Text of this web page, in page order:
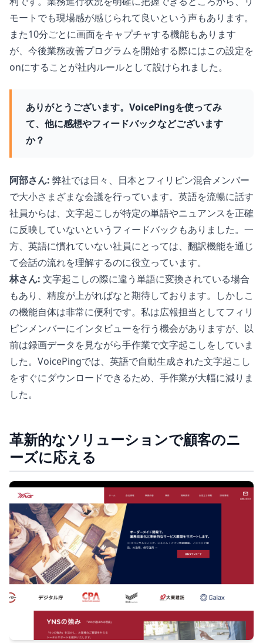
モートでも現場感が感じられて良いという声もあります。
また10分ごとに画面をキャプチャする機能もあります
が、今後業務改善プログラムを開始する際にはこの設定を
onにすることが社内ルールとして設けられました。
ありがとうございます。VoicePingを使ってみ
て、他に感想やフィードバックなどございます
か？
阿部さん: 弊社では日々、日本とフィリピン混合メンバー
で大小さまざまな会議を行っています。英語を流暢に話す
社員からは、文字起こしが特定の単語やニュアンスを正確
に反映していないというフィードバックもありました。一
方、英語に慣れていない社員にとっては、翻訳機能を通じ
て会話の流れを理解するのに役立っています。
林さん: 文字起こしの際に違う単語に変換されている場合
もあり、精度が上がればなと期待しております。しかしこ
の機能自体は非常に便利です。私は広報担当としてフィリ
ピンメンバーにインタビューを行う機会がありますが、以
前は録画データを見ながら手作業で文字起こしをしていま
した。VoicePingでは、英語で自動生成された文字起こし
をすぐにダウンロードできるため、手作業が大幅に減りま
した。
革新的なソリューションで顧客のニ
ーズに応える